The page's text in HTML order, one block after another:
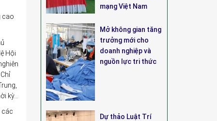
cao
Hội
kỳ…
các
mạng Việt Nam
Mở không gian tăng
trưởng mới cho
doanh nghiệp và
nguồn lực tri thức
Dự thảo Luật Trí